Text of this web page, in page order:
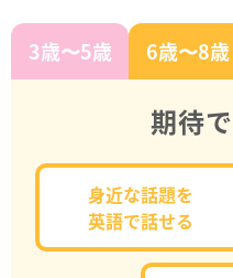
3歳〜5歳 6歳〜8歳
期待
身近な話題を
英語で話せる